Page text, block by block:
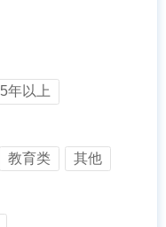
5年以上
教育类 其他